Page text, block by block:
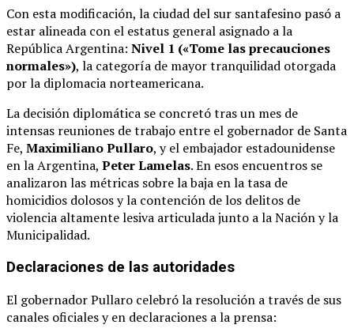
Con esta modificación, la ciudad del sur santafesino pasó a
estar alineada con el estatus general asignado a la
República Argentina: Nivel 1 («Tome las precauciones
normales»), la categoría de mayor tranquilidad otorgada
por la diplomacia norteamericana.
La decisión diplomática se concretó tras un mes de
intensas reuniones de trabajo entre el gobernador de Santa
Fe, Maximiliano Pullaro, y el embajador estadounidense
en la Argentina, Peter Lamelas.En esos encuentros se
analizaron las métricas sobre la baja en la tasa de
homicidios dolosos y la contención de los delitos de
violencia altamente lesiva articulada junto a la Nación y la
Municipalidad.
Declaraciones de las autoridades
El gobernador Pullaro celebró la resolución a través de sus
canales oficiales y en declaraciones a la prensa: